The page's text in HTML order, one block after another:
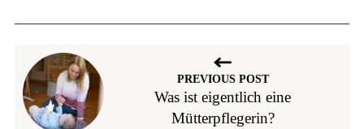
PREVIOUS POST
Was ist eigentlich eine
Mütterpflegerin?